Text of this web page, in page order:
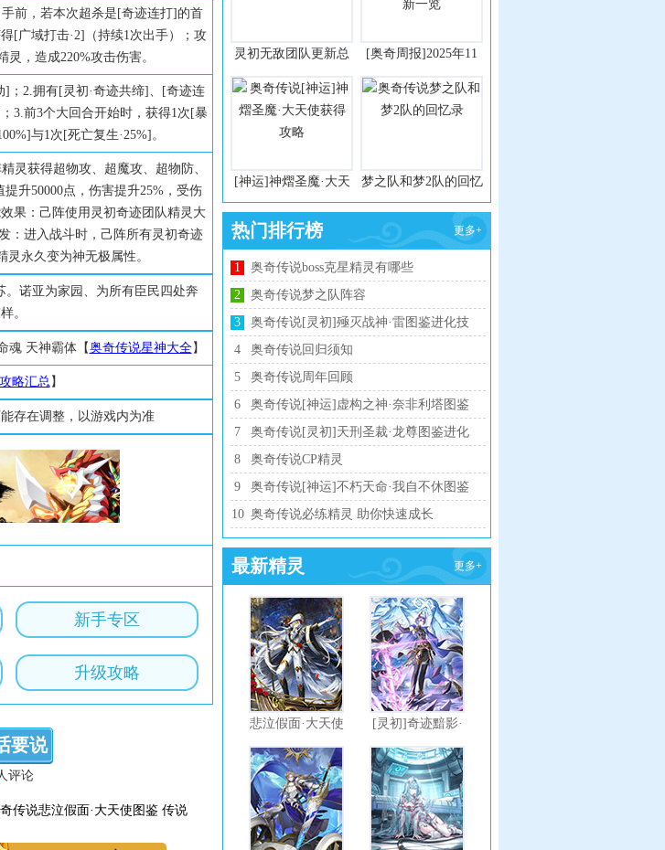
前，若本次超杀是[奇迹连打]的首
[广域打击·2]（持续1次出手）；攻
灵，造成220%攻击伤害。
]；2.拥有[灵初·奇迹共缔]、[奇迹连
3.前3个大回合开始时，获得1次[暴
与1次[死亡复生·25%]。
灵获得超物攻、超魔攻、超物防、
提升50000点，伤害提升25%，受伤
果：己阵使用灵初奇迹团队精灵大
：进入战斗时，己阵所有灵初奇迹
灵永久变为神无极属性。
。诺亚为家园、为所有臣民四处奔
。
魂 天神霸体【奥奇传说星神大全】
略汇总 】
存在调整，以游戏内为准
新手专区
升级攻略
要说
评论
传说悲泣假面·大天使图鉴 传说
灵初无敌团队更新总
[奥奇周报]2025年11
[神运]神熠圣魔·大天
使获得攻略
梦之队和梦2队的回忆
录
热门排行榜 更多+
1
奥奇传说boss克星精灵有哪些
2
奥奇传说梦之队阵容
3
奥奇传说[灵初]殛灭战神·雷图鉴进化技
能表
4
奥奇传说回归须知
5
奥奇传说周年回顾
6
奥奇传说[神运]虚构之神·奈非利塔图鉴
传说进化技能表
7
奥奇传说[灵初]天刑圣裁·龙尊图鉴进化
技能表
8
奥奇传说CP精灵
9
奥奇传说[神运]不朽天命·我自不休图鉴
传说进化技能表
10 奥奇传说必练精灵 助你快速成长
最新精灵 更多+
悲泣假面·大天使
[灵初]奇迹黯影·
修尔